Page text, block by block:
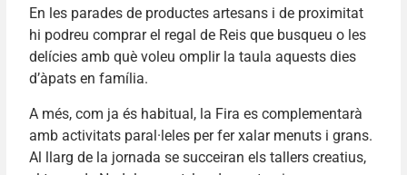
En les parades de productes artesans i de proximitat
hi podreu comprar el regal de Reis que busqueu o les
delícies amb què voleu omplir la taula aquests dies
d’àpats en família.
A més, com ja és habitual, la Fira es complementarà
amb activitats paral·leles per fer xalar menuts i grans.
Al llarg de la jornada se succeiran els tallers creatius,